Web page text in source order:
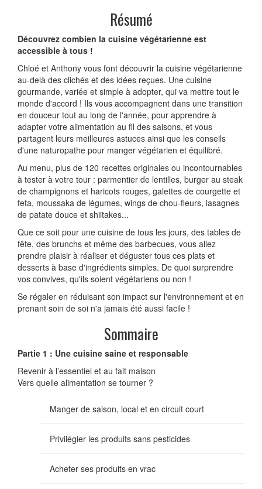
Résumé
Découvrez combien la cuisine végétarienne est
accessible à tous !
Chloé et Anthony vous font découvrir la cuisine végétarienne
au-delà des clichés et des idées reçues. Une cuisine
gourmande, variée et simple à adopter, qui va mettre tout le
monde d'accord ! Ils vous accompagnent dans une transition
en douceur tout au long de l'année, pour apprendre à
adapter votre alimentation au fil des saisons, et vous
partagent leurs meilleures astuces ainsi que les conseils
d'une naturopathe pour manger végétarien et équilibré.
Au menu, plus de 120 recettes originales ou incontournables
à tester à votre tour : parmentier de lentilles, burger au steak
de champignons et haricots rouges, galettes de courgette et
feta, moussaka de légumes, wings de chou-fleurs, lasagnes
de patate douce et shiitakes...
Que ce soit pour une cuisine de tous les jours, des tables de
fête, des brunchs et même des barbecues, vous allez
prendre plaisir à réaliser et déguster tous ces plats et
desserts à base d'ingrédients simples. De quoi surprendre
vos convives, qu'ils soient végétariens ou non !
Se régaler en réduisant son impact sur l'environnement et en
prenant soin de soi n'a jamais été aussi facile !
Sommaire
Partie 1 : Une cuisine saine et responsable
Revenir à l’essentiel et au fait maison
Vers quelle alimentation se tourner ?
Manger de saison, local et en circuit court
Privilégier les produits sans pesticides
Acheter ses produits en vrac